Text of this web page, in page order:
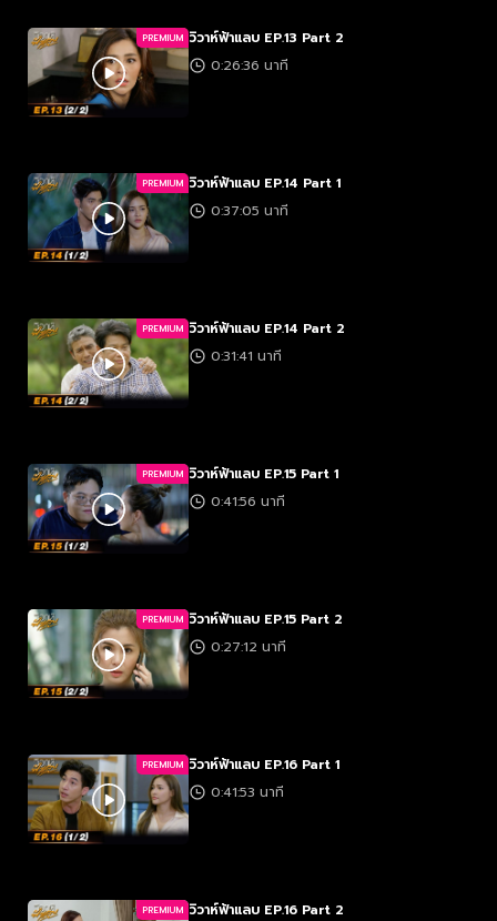
PREMIUM วิวาห์ฟ้าแลบ EP.13 Part 2
0:26:36 นาที
PREMIUM วิวาห์ฟ้าแลบ EP.14 Part 1
0:37:05 นาที
PREMIUM วิวาห์ฟ้าแลบ EP.14 Part 2
0:31:41 นาที
PREMIUM วิวาห์ฟ้าแลบ EP.15 Part 1
0:41:56 นาที
PREMIUM วิวาห์ฟ้าแลบ EP.15 Part 2
0:27:12 นาที
PREMIUM วิวาห์ฟ้าแลบ EP.16 Part 1
0:41:53 นาที
PREMIUM วิวาห์ฟ้าแลบ EP.16 Part 2